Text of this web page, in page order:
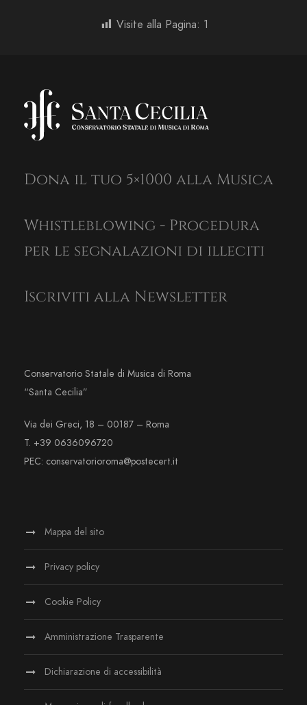
Visite alla Pagina: 1
Dona il tuo 5×1000 alla Musica
Whistleblowing - Procedura
per le segnalazioni di illeciti
Iscriviti alla Newsletter
Conservatorio Statale di Musica di Roma
“Santa Cecilia”
Via dei Greci, 18 – 00187 – Roma
T. +39 0636096720
PEC: conservatorioroma@postecert.it
Mappa del sito
Privacy policy
Cookie Policy
Amministrazione Trasparente
Dichiarazione di accessibilità